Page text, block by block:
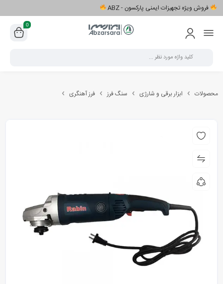
فروش ویژه تجهیزات ایمنی پارکسون - ABZ
0
محصولات ابزار برقی و شارژی سنگ فرز فرز آهنگری